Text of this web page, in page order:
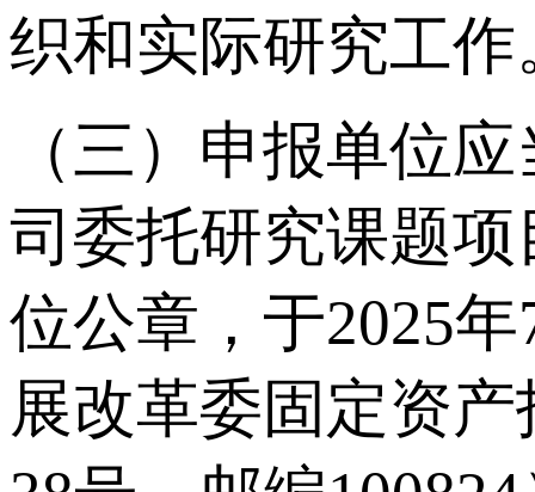
织和实际研究工作
（三）申报单位
司委托研究课题
位公章，于2025
展改革委固定资